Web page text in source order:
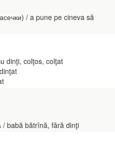
/ a pune pe cineva să
dinţi, colţos, colţat
/ babă bătrînă, fără dinţi